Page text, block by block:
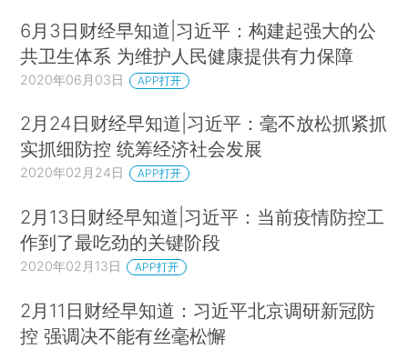
6月3日财经早知道|习近平：构建起强大的公
共卫生体系 为维护人民健康提供有力保障
2020年06月03日 APP打开
2月24日财经早知道|习近平：毫不放松抓紧抓
实抓细防控 统筹经济社会发展
2020年02月24日 APP打开
2月13日财经早知道|习近平：当前疫情防控工
作到了最吃劲的关键阶段
2020年02月13日 APP打开
2月11日财经早知道：习近平北京调研新冠防
控 强调决不能有丝毫松懈